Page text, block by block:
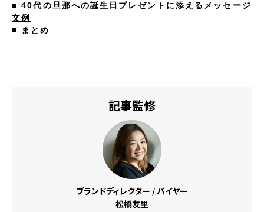
■ 40代の旦那への誕生日プレゼントに添えるメッセージ
文例
■ まとめ
記事監修
ブランドディレクター / バイヤー
松橋友里